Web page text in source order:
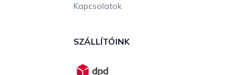
Kapcsolatok
SZÁLLÍTÓINK